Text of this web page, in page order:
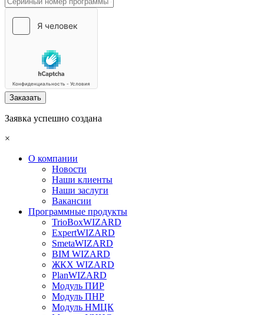
Заказать
Заявка успешно создана
×
О компании
Новости
Наши клиенты
Наши заслуги
Вакансии
Программные продукты
TrioBoxWIZARD
ExpertWIZARD
SmetaWIZARD
BIM WIZARD
ЖКХ WIZARD
PlanWIZARD
Модуль ПИР
Модуль ПНР
Модуль НМЦК